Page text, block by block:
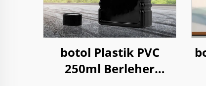
botol Plastik PVC
250ml Berleher